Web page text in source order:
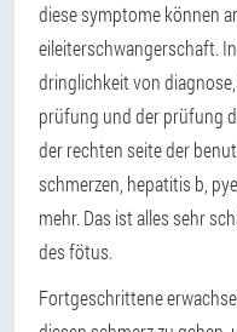
diese symptome können
eileiterschwangerschaft.
dringlichkeit von
prüfung und der prüfung
der rechten seite der
schmerzen, hepatitis b,
mehr. Das ist alles sehr
des fötus.
Fortgeschrittene